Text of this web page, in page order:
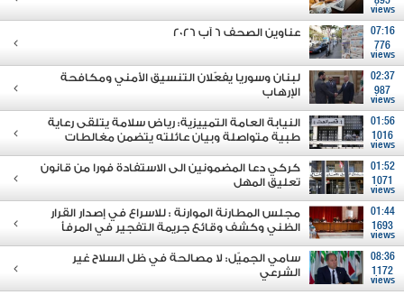
views
07:16
776
views
عناوين الصحف 6 آب 2026
02:37
987
views
لبنان وسوريا يفعّلان التنسيق الأمني ومكافحة
الإرهاب
01:56
1016
views
النيابة العامة التمييزية: رياض سلامة يتلقى رعاية
طبية متواصلة وبيان عائلته يتضمن مغالطات
01:52
1071
views
كركي دعا المضمونين الى الاستفادة فورا من قانون
تعليق المهل
01:44
1693
views
مجلس المطارنة الموارنة : للاسراع في إصدار القرار
الظني وكشف وقائع جريمة التفجير في المرفأ
08:36
1172
views
سامي الجميّل: لا مصالحة في ظل السلاح غير
الشرعي